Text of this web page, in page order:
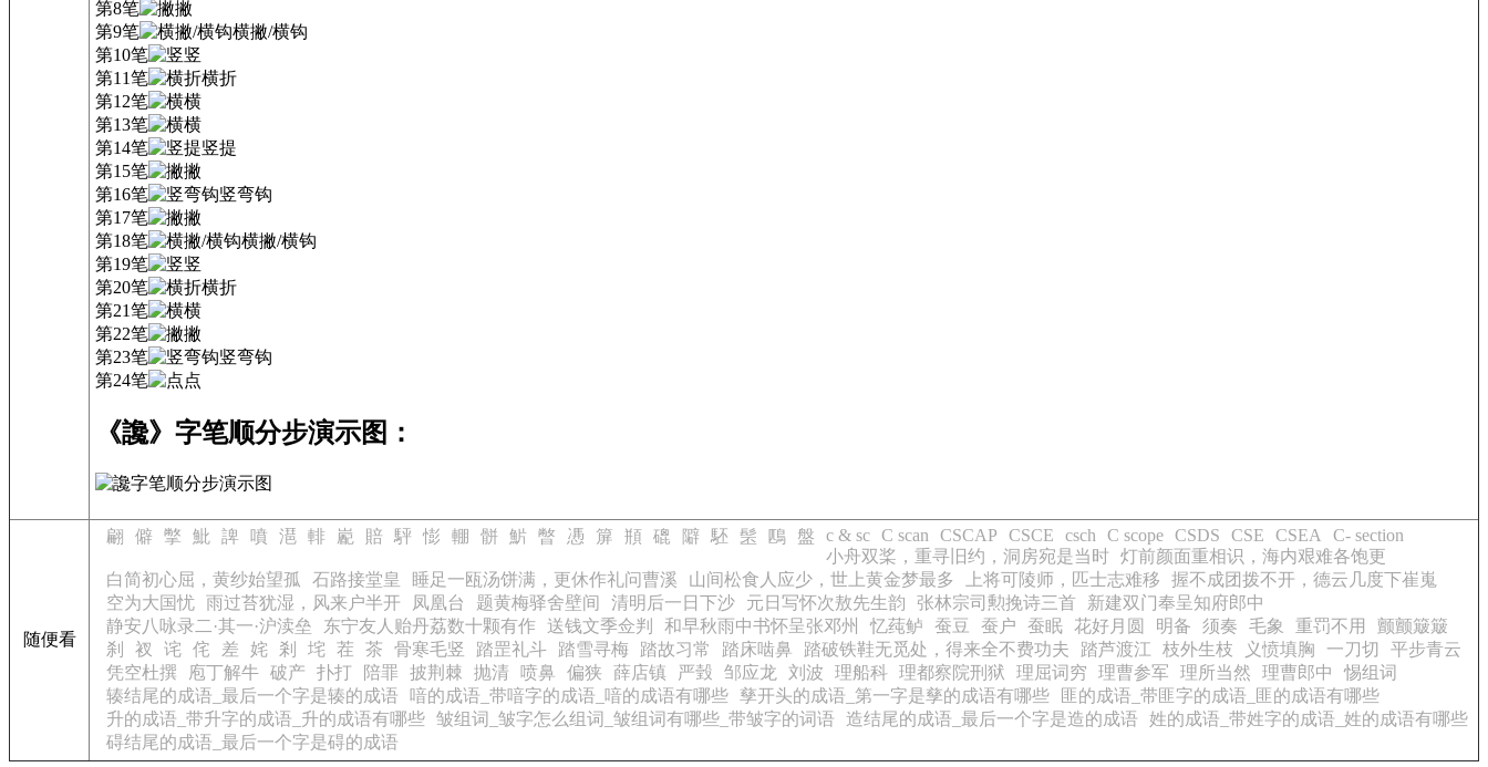
第8笔
撇
第9笔
横撇/横钩
第10笔
竖
第11笔
横折
第12笔
横
第13笔
横
第14笔
竖提
第15笔
撇
第16笔
竖弯钩
第17笔
撇
第18笔
横撇/横钩
第19笔
竖
第20笔
横折
第21笔
横
第22笔
撇
第23笔
竖弯钩
第24笔
点
《讒》字笔顺分步演示图：
随便看
翩 僻 撆 魮 諀 噴 潖 輫 嶏 賠 駍 憉 輣 骿 魸 暼 慿 箳 頩 磇 隦 駓 髬 鴄 盤 c & sc C scan CSCAP CSCE csch C scope CSDS CSE CSEA
C- section
小舟双桨，重寻旧约，洞房宛是当时
灯前颜面重相识，海内艰难各饱更
白简初心屈，黄纱始望孤
石路接堂皇 睡足一瓯汤饼满，更休作礼问曹溪 山间松食人应少，世上黄金梦最多 上将可陵师，匹士志难移
握不成团拨不开，德云几度下崔嵬
空为大国忧 雨过苔犹湿，风来户半开 凤凰台 题黄梅驿舍壁间 清明后一日下沙 元日写怀次敖先生韵 张林宗司勲挽诗三首
新建双门奉呈知府郎中
静安八咏录二·其一·沪渎垒
东宁友人贻丹荔数十颗有作 送钱文季佥判 和早秋雨中书怀呈张邓州 忆莼鲈 蚕豆 蚕户 蚕眠 花好月圆 明备 须奏 毛象 重罚不用
颤颤簸簸
刹
衩 诧 侘 差 姹 剎 垞 茬 茶 骨寒毛竖 踏罡礼斗 踏雪寻梅 踏故习常 踏床啮鼻 踏破铁鞋无觅处，得来全不费功夫 踏芦渡江 枝外生枝 义愤填胸 一刀切
平步青云
凭空杜撰
庖丁解牛 破产 扑打 陪罪 披荆棘 抛清 喷鼻 偏狭 薛店镇 严瑴 邹应龙 刘波 理船科 理都察院刑狱 理屈词穷 理曹参军 理所当然 理曹郎中
惕组词
辏结尾的成语_最后一个字是辏的成语
喑的成语_带喑字的成语_喑的成语有哪些 孳开头的成语_第一字是孳的成语有哪些
匪的成语_带匪字的成语_匪的成语有哪些
升的成语_带升字的成语_升的成语有哪些 皱组词_皱字怎么组词_皱组词有哪些_带皱字的词语 造结尾的成语_最后一个字是造的成语
姓的成语_带姓字的成语_姓的成语有哪些
碍结尾的成语_最后一个字是碍的成语